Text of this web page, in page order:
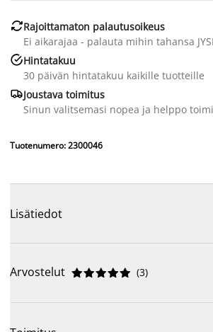
Rajoittamaton palautusoikeus
Ei aikarajaa - palauta mihin tahansa
Hintatakuu
30 päivän hintatakuu kaikille tuotteille
Joustava toimitus
Sinun valitsemasi nopea ja helppo
Tuotenumero: 2300046
Lisätiedot
Arvostelut 




 (3)